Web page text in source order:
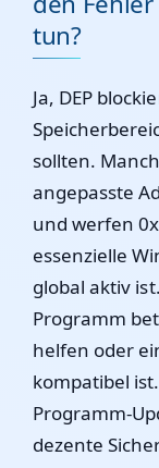
tun?
Ja, DEP
sollten.
angepasste
und werfen
essenzielle
global aktiv
Programm
helfen oder
kompatibel
Programm-
dezente